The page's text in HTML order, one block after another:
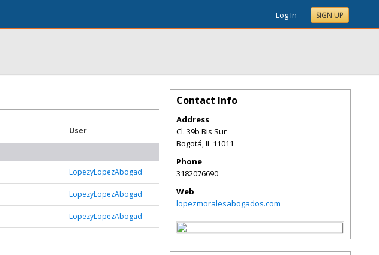
Log In SIGN UP
User
LopezyLopezAbogad
LopezyLopezAbogad
LopezyLopezAbogad
Contact Info
Address
Cl. 39b Bis Sur
Bogotá,IL 11011
Phone
3182076690
Web
lopezmoralesabogados.com